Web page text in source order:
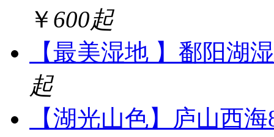
￥ 600起
【最美湿地 】鄱阳湖
起
【湖光山色】庐山西